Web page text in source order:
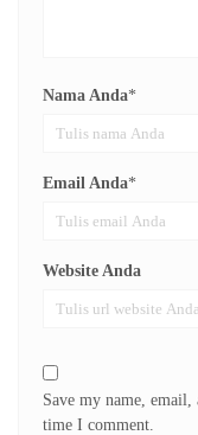
Nama Anda*
Email Anda*
Website Anda
Save my name,
time I comment.